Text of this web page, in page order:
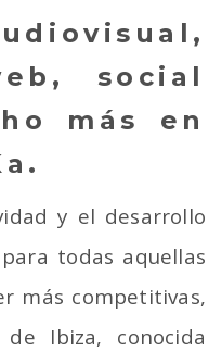
social
más en
y el desarrollo
todas aquellas
más competitivas,
Ibiza, conocida